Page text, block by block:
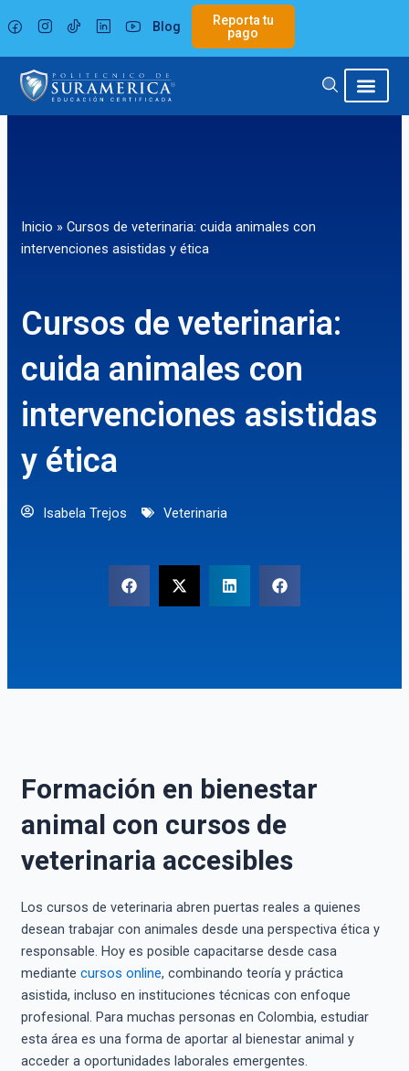
al
contenido
Blog
Reporta tu
pago
Inicio » Cursos de veterinaria: cuida animales con
intervenciones asistidas y ética
Cursos de veterinaria:
cuida animales con
intervenciones asistidas
y ética
Isabela Trejos Veterinaria
Formación en bienestar
animal con cursos de
veterinaria accesibles
Los cursos de veterinaria abren puertas reales a quienes
desean trabajar con animales desde una perspectiva ética y
responsable. Hoy es posible capacitarse desde casa
mediante cursos online, combinando teoría y práctica
asistida, incluso en instituciones técnicas con enfoque
profesional. Para muchas personas en Colombia, estudiar
esta área es una forma de aportar al bienestar animal y
acceder a oportunidades laborales emergentes.